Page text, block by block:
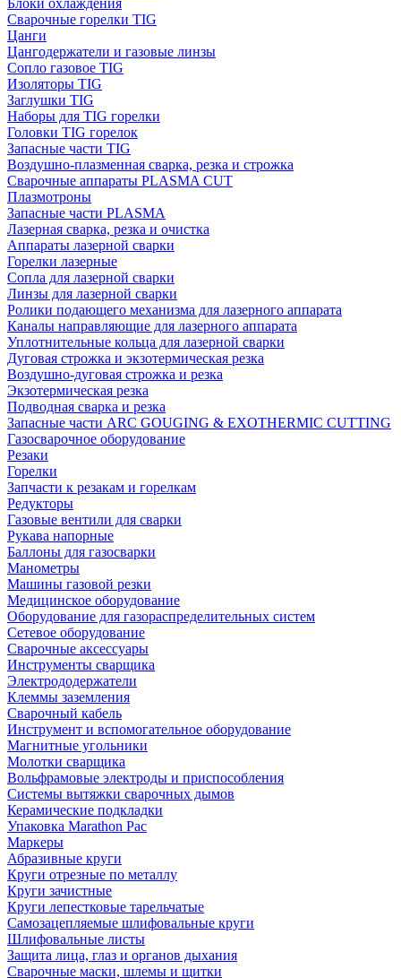
Блоки охлаждения
Сварочные горелки TIG
Цанги
Цангодержатели и газовые линзы
Сопло газовое TIG
Изоляторы TIG
Заглушки TIG
Наборы для TIG горелки
Головки TIG горелок
Запасные части TIG
Воздушно-плазменная сварка, резка и строжка
Сварочные аппараты PLASMA CUT
Плазмотроны
Запасные части PLASMA
Лазерная сварка, резка и очистка
Аппараты лазерной сварки
Горелки лазерные
Сопла для лазерной сварки
Линзы для лазерной сварки
Ролики подающего механизма для лазерного аппарата
Каналы направляющие для лазерного аппарата
Уплотнительные кольца для лазерной сварки
Дуговая строжка и экзотермическая резка
Воздушно-дуговая строжка и резка
Экзотермическая резка
Подводная сварка и резка
Запасные части ARC GOUGING & EXOTHERMIC CUTTING
Газосварочное оборудование
Резаки
Горелки
Запчасти к резакам и горелкам
Редукторы
Газовые вентили для сварки
Рукава напорные
Баллоны для газосварки
Манометры
Машины газовой резки
Медицинское оборудование
Оборудование для газораспределительных систем
Сетевое оборудование
Сварочные аксессуары
Инструменты сварщика
Электрододержатели
Клеммы заземления
Сварочный кабель
Инструмент и вспомогательное оборудование
Магнитные угольники
Молотки сварщика
Вольфрамовые электроды и приспособления
Системы вытяжки сварочных дымов
Керамические подкладки
Упаковка Marathon Pac
Маркеры
Абразивные круги
Круги отрезные по металлу
Круги зачистные
Круги лепестковые тарельчатые
Самозацепляемые шлифовальные круги
Шлифовальные листы
Защита лица, глаз и органов дыхания
Сварочные маски, шлемы и щитки